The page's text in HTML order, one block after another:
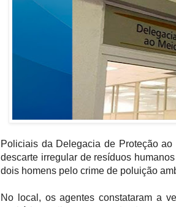
Policiais da Delegacia de Proteção
descarte irregular de resíduos
dois homens pelo crime de poluição
No local, os agentes constataram a